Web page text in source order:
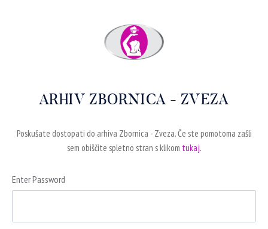
ARHIV ZBORNICA - ZVEZA
Poskušate dostopati do arhiva Zbornica - Zveza. Če ste pomotoma zašli
sem obiščite spletno stran s klikom tukaj.
Enter Password